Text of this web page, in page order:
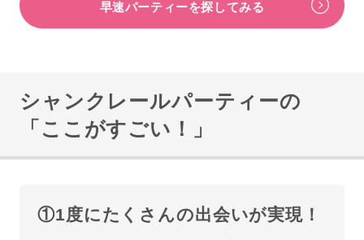
早速パーティーを探してみる
シャンクレールパーティーの
「ここがすごい！」
①1度にたくさんの出会いが実現！